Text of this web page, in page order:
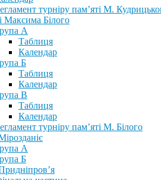
турніру пам’яті М.
Максима Білого
А
Таблиця
Календар
Б
Таблиця
Календар
В
Таблиця
Календар
турніру пам’яті М. Білого
А
Б